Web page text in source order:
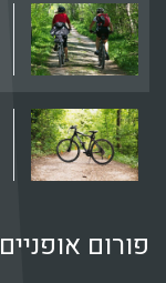
4
שלכם
איך
אופניים